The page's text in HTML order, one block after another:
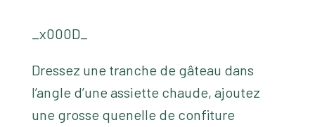
_x000D_
Dressez une tranche de gâteau dans
l’angle d’une assiette chaude, ajoutez
une grosse quenelle de confiture